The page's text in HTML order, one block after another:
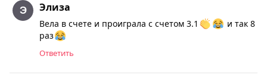
Элиза
Вела в счете и проиграла с счетом 3.1
и так 8
раз
Ответить